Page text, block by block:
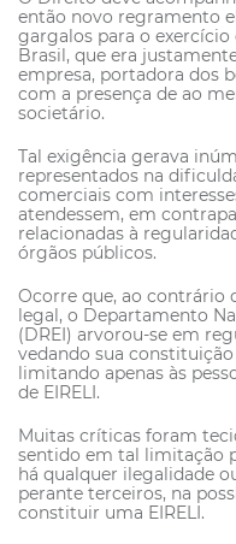
então novo regramento
gargalos para o
Brasil, que era
empresa, portadora dos
com a presença de ao
societário.
Tal exigência gerava
representados na
comerciais com
atendessem, em
relacionadas à
órgãos públicos.
Ocorre que, ao contrário
legal, o Departamento
(DREI) arvorou-se em
vedando sua
limitando apenas às
de EIRELI.
Muitas críticas foram
sentido em tal limitação
há qualquer ilegalidade
perante terceiros, na
constituir uma EIRELI.